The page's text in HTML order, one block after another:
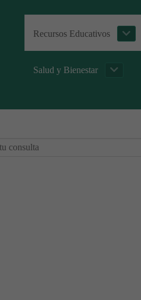
Recursos Educativos
Salud y Bienestar